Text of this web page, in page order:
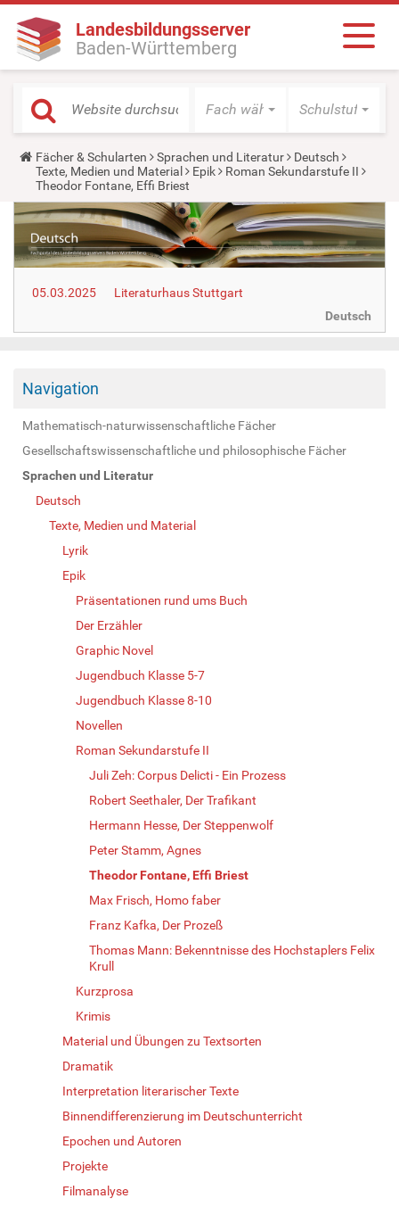
Landesbildungsserver
Baden-Württemberg
Fach wählen Schulstufe
Y
o
u
a
r
e
h
e
r
:
Fächer & Schularten Sprachen und Literatur
Deutsch
Texte, Medien und Material
Epik
Roman Sekundarstufe II
Theodor Fontane, Effi Briest
05.03.2025
Literaturhaus Stuttgart
Deutsch
Navigation
Mathematisch-naturwissenschaftliche Fächer
Gesellschaftswissenschaftliche und philosophische Fächer
Sprachen und Literatur
Deutsch
Texte, Medien und Material
Lyrik
Epik
Präsentationen rund ums Buch
Der Erzähler
Graphic Novel
Jugendbuch Klasse 5-7
Jugendbuch Klasse 8-10
Novellen
Roman Sekundarstufe II
Juli Zeh: Corpus Delicti - Ein Prozess
Robert Seethaler, Der Trafikant
Hermann Hesse, Der Steppenwolf
Peter Stamm, Agnes
Theodor Fontane, Effi Briest
Max Frisch, Homo faber
Franz Kafka, Der Prozeß
Thomas Mann: Bekenntnisse des Hochstaplers Felix
Krull
Kurzprosa
Krimis
Material und Übungen zu Textsorten
Dramatik
Interpretation literarischer Texte
Binnendifferenzierung im Deutschunterricht
Epochen und Autoren
Projekte
Filmanalyse